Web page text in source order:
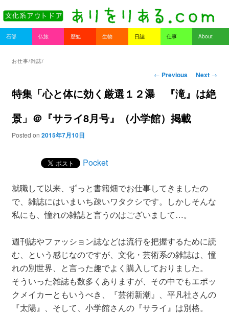
Main menu
Skip to primary content
Skip to secondary content
石部 仏旅 歴勉 生物 日誌 仕事 About
お仕事/雑誌/
Post navigation
← Previous Next →
特集「心と体に効く厳選１２瀑 『滝』は絶
景」＠『サライ8月号』（小学館）掲載
Posted on 2015年7月10日
Pocket
就職して以来、ずっと書籍畑でお仕事してきましたの
で、雑誌にはいまいち疎いワタクシです。しかしそんな
私にも、憧れの雑誌と言うのはございまして…。
週刊誌やファッション誌などは流行を把握するために読
む、という感じなのですが、文化・芸術系の雑誌は、憧
れの別世界、と言った趣でよく購入しておりました。
そういった雑誌も数多くありますが、その中でもエポッ
クメイカーともいうべき、『芸術新潮』、平凡社さんの
『太陽』、そして、小学館さんの『サライ』は別格。